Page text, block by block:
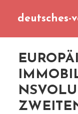
deutsches-